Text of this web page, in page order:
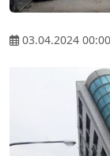
03.04.2024 00:00